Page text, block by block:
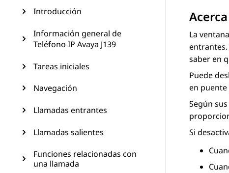
Introducción
Información general de
Teléfono IP Avaya J139
Tareas iniciales
Navegación
Llamadas entrantes
Llamadas salientes
Funciones relacionadas con
una llamada
La
saber en
Puede
en
Según
Si